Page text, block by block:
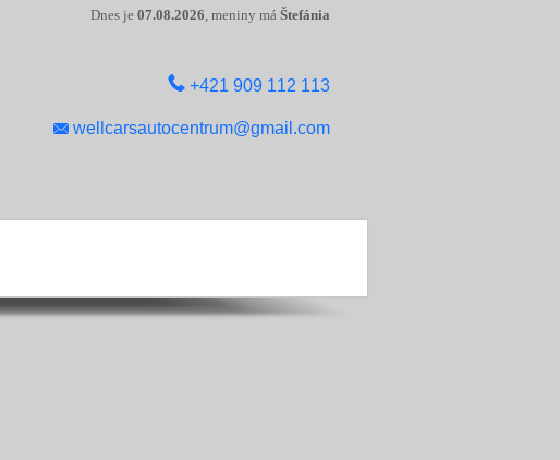
Dnes je 07.08.2026, meniny má Štefánia
+421 909 112 113
wellcarsautocentrum@gmail.com